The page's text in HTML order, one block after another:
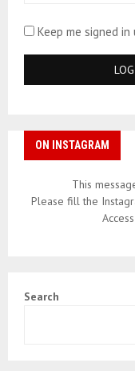
Keep me signed
ON INSTAGRAM
This
Please fill the
Search